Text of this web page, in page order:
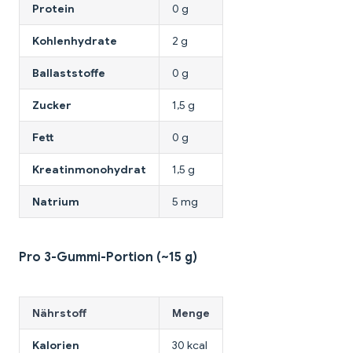
Protein 0 g
Kohlenhydrate 2 g
Ballaststoffe 0 g
Zucker 1,5 g
Fett 0 g
Kreatinmonohydrat 1,5 g
Natrium 5 mg
Pro 3-Gummi-Portion (~15 g)
Nährstoff Menge
Kalorien 30 kcal